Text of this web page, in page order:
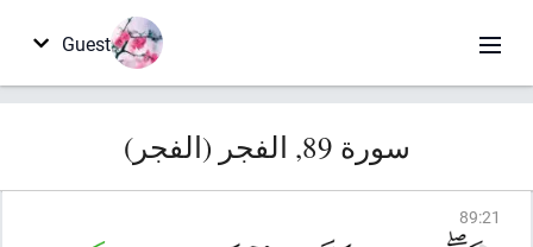
Guest
سورة 89, الفجر (الفجر)
89:21